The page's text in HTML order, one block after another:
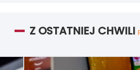
Z OSTATNIEJ CHWILI